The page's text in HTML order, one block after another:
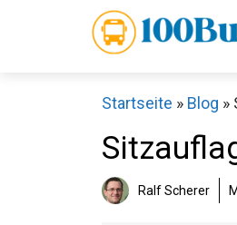
Startseite » Blog »
Ralf Scherer